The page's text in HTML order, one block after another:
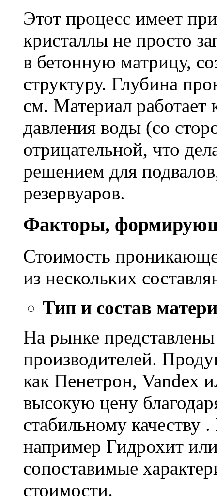
Этот процесс имеет
кристаллы не просто
в бетонную матрицу,
структуру. Глубина
см. Материал работает
давления воды (со
отрицательной, что
решением для
резервуаров.
Факторы,
Стоимость
из нескольких
Тип и состав
На рынке
производителей.
как Пенетрон, Vandex
высокую цену
стабильному качеству
например Гидрохит
сопоставимые
стоимости.